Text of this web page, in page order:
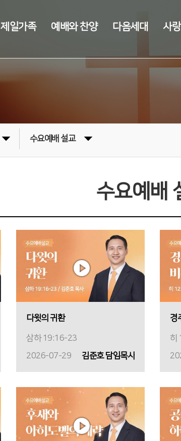
제일가족 예배와 찬양 다음세대 사
수요예배 설교
수요예배
다윗의 귀환
삼하 19:16-23
2026-07-29
김준호 담임목사
경
히